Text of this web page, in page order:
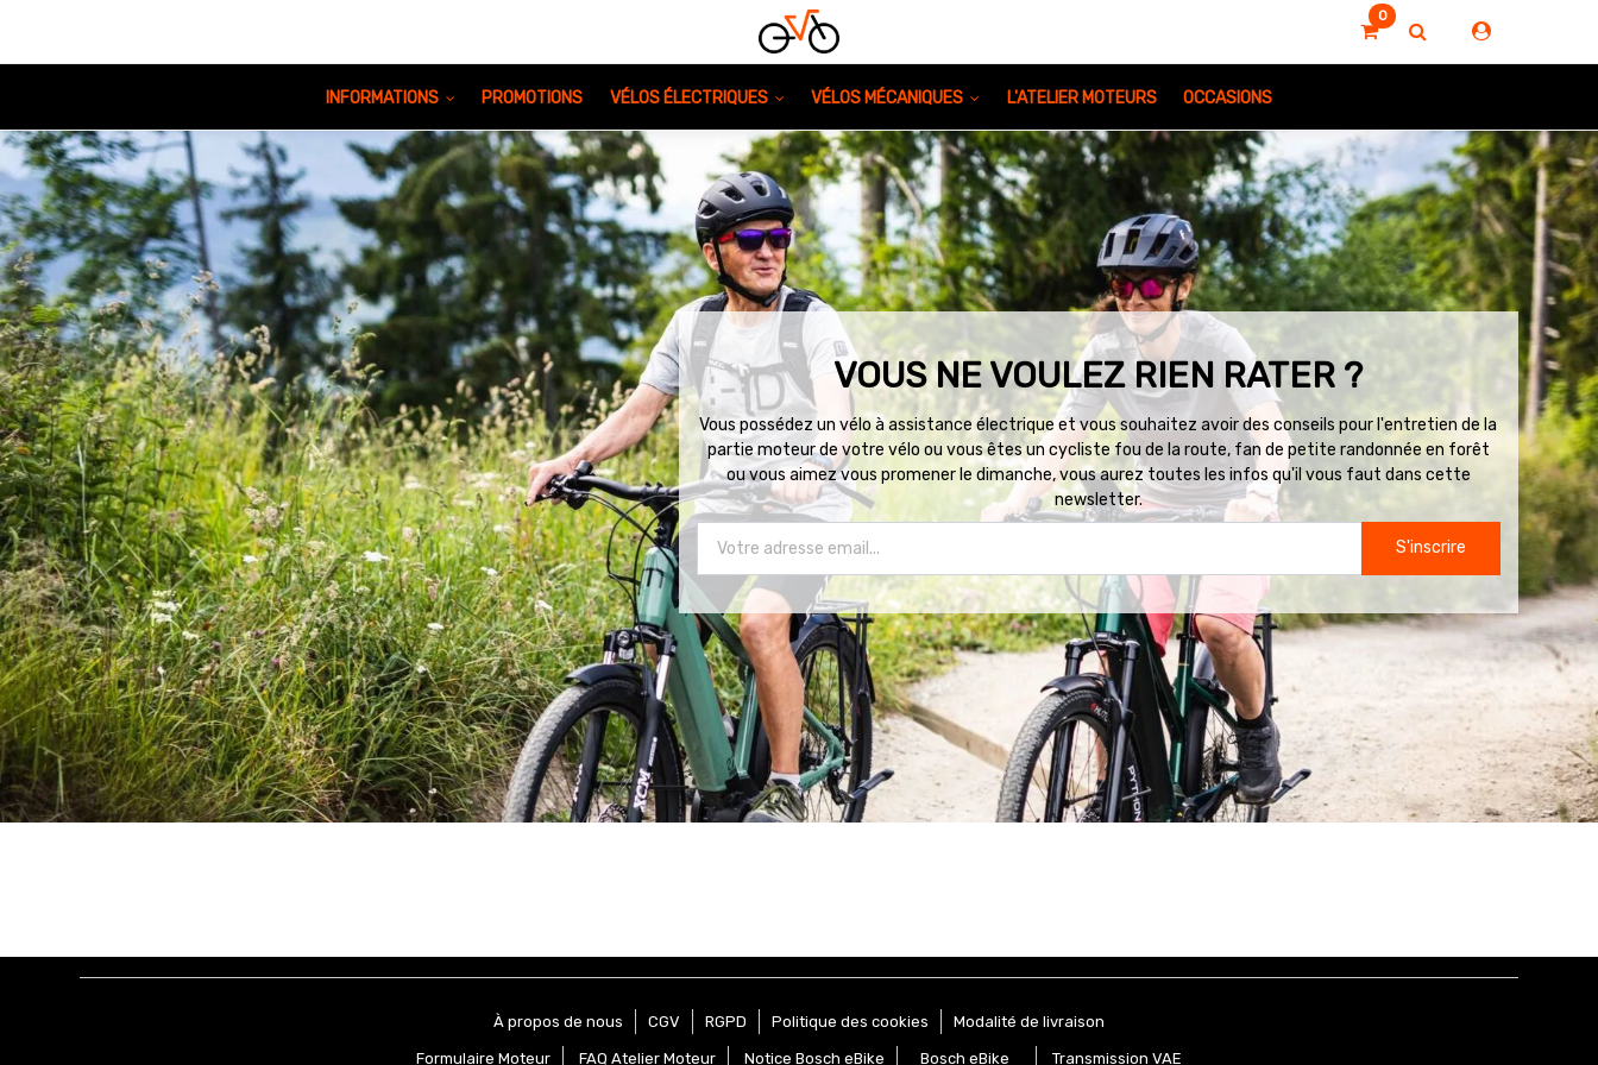
0
INFORMATIONS PROMOTIONS VÉLOS ÉLECTRIQUES VÉLOS MÉCANIQUES L'ATELIER MOTEURS OCCASIONS
VOUS NE VOULEZ RIEN RATER ?
Vous possédez un vélo à assistance électrique et vous souhaitez avoir des conseils pour l'entretien de la
partie moteur de votre vélo ou vous êtes un cycliste fou de la route, fan de petite randonnée en forêt
ou vous aimez vous promener le dimanche, vous aurez toutes les infos qu'il vous faut dans cette
newsletter.
S'inscrire
À propos de nous CGV RGPD Politique des cookies Modalité de livraison
Formulaire Moteur FAQ Atelier Moteur Notice Bosch eBike Bosch eBike Transmission VAE